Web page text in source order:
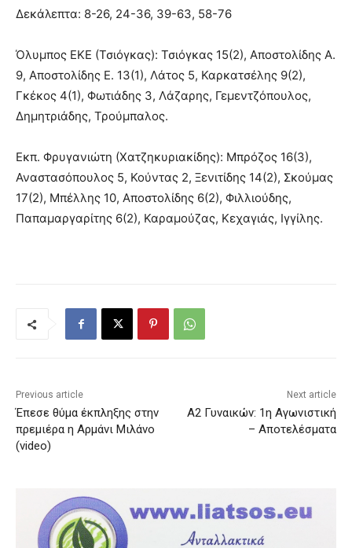
Δεκάλεπτα: 8-26, 24-36, 39-63, 58-76
Όλυμπος ΕΚΕ (Τσιόγκας): Τσιόγκας 15(2), Αποστολίδης Α.
9, Αποστολίδης Ε. 13(1), Λάτος 5, Καρκατσέλης 9(2),
Γκέκος 4(1), Φωτιάδης 3, Λάζαρης, Γεμεντζόπουλος,
Δημητριάδης, Τρούμπαλος.
Εκπ. Φρυγανιώτη (Χατζηκυριακίδης): Μπρόζος 16(3),
Αναστασόπουλος 5, Κούντας 2, Ξενιτίδης 14(2), Σκούμας
17(2), Μπέλλης 10, Αποστολίδης 6(2), Φιλλιούδης,
Παπαμαργαρίτης 6(2), Καραμούζας, Κεχαγιάς, Ιγγίλης.
Previous article
Έπεσε θύμα έκπληξης στην
πρεμιέρα η Αρμάνι Μιλάνο
(video)
Next article
Α2 Γυναικών: 1η Αγωνιστική
– Αποτελέσματα